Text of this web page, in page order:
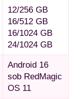
12/256 GB
16/512 GB
16/1024 GB
24/1024 GB
Android 16
sob RedMagic
OS 11